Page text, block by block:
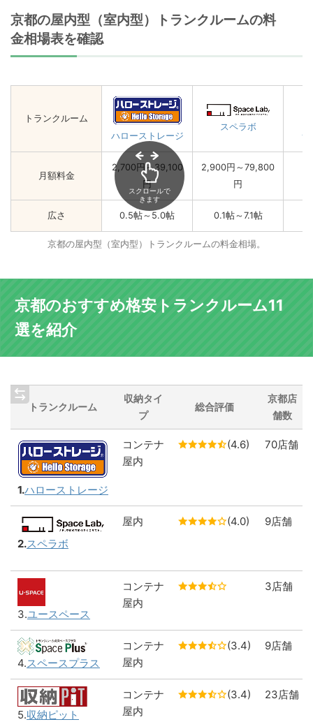
京都の屋内型（室内型）トランクルームの料
金相場表を確認
トランクルーム
ハローストレージ
スペラボ
月額料金
2,700円～39,100
円
2,900円～79,800
円
広さ 0.5帖～5.0帖 0.1帖～7.1帖
スクロールで
きます
京都の屋内型（室内型）トランクルームの料金相場。
京都のおすすめ格安トランクルーム11
選を紹介
トランクルーム
収納タイ
プ
総合評価
京都店
舗数
1.ハローストレージ
コンテナ
屋内
(4.6) 70店舗
2.スペラボ
屋内 (4.0) 9店舗
3.ユースペース
コンテナ
屋内
3店舗
4.スペースプラス
コンテナ
屋内
(3.4) 9店舗
5.収納ピット
コンテナ
屋内
(3.4) 23店舗